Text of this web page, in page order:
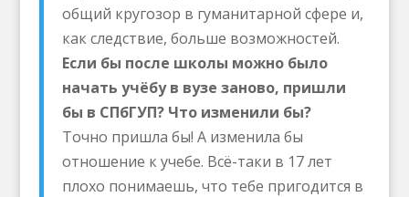
общий кругозор в гуманитарной сфере и,
как следствие, больше возможностей.
Если бы после школы можно было
начать учёбу в вузе заново, пришли
бы в СПбГУП? Что изменили бы?
Точно пришла бы! А изменила бы
отношение к учебе. Всё-таки в 17 лет
плохо понимаешь, что тебе пригодится в